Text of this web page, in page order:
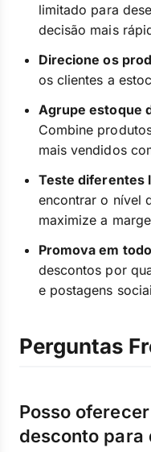
limitado para
decisão mais
Direcione os
os clientes a
Agrupe estoque
Combine
mais vendidos
Teste diferentes
encontrar o nível
maximize a
Promova em
descontos por
e postagens
Perguntas
Posso
desconto para